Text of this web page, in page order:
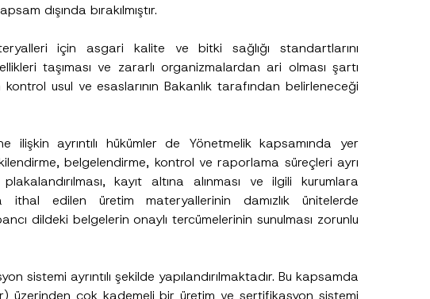
dışında bırakılmıştır.
için asgari kalite ve bitki sağlığı standartlarını
taşıması ve zararlı organizmalardan ari olması şartı
usul ve esaslarının Bakanlık tarafından belirleneceği
ilişkin ayrıntılı hükümler de Yönetmelik kapsamında yer
belgelendirme, kontrol ve raporlama süreçleri ayrı
kayıt altına alınması ve ilgili kurumlara
ithal edilen üretim materyallerinin damızlık ünitelerde
dildeki belgelerin onaylı tercümelerinin sunulması zorunlu
sistemi ayrıntılı şekilde yapılandırılmaktadır. Bu kapsamda
üzerinden çok kademeli bir üretim ve sertifikasyon sistemi